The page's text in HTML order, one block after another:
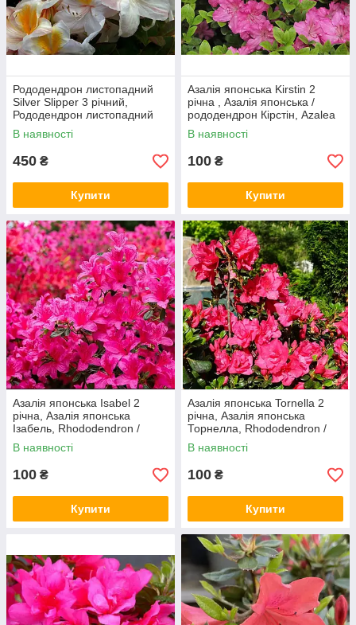
Рододендрон листопадний
Silver Slipper 3 річний,
Рододендрон листопадний
Сільвер Сліпер,
Rhododendron Silver Slipper
В наявності
450 ₴
Купити
Азалія японська Kirstin 2
річна , Азалія японська /
рододендрон Кірстін, Azalea
japonica Kirstin
В наявності
100 ₴
Купити
Азалія японська Isabel 2
річна, Азалія японська
Ізабель, Rhododendron /
Azalea japonica Isabel
В наявності
100 ₴
Купити
Азалія японська Tornella 2
річна, Азалія японська
Торнелла, Rhododendron /
Azalea japonica Tornella
В наявності
100 ₴
Купити